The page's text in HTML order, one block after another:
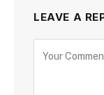
LEAVE A